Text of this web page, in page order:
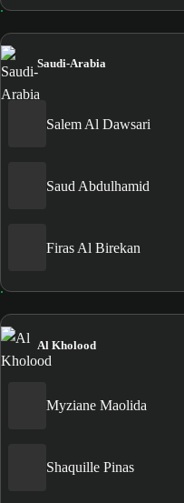
Saudi-Arabia
Salem Al Dawsari
Saud Abdulhamid
Firas Al Birekan
Al Kholood
Myziane Maolida
Shaquille Pinas